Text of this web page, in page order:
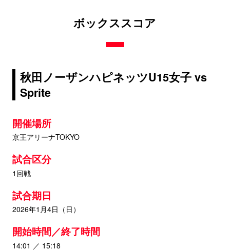
ボックススコア
秋田ノーザンハピネッツU15女子 vs
Sprite
開催場所
京王アリーナTOKYO
試合区分
1回戦
試合期日
2026年1月4日（日）
開始時間／終了時間
14:01 ／ 15:18